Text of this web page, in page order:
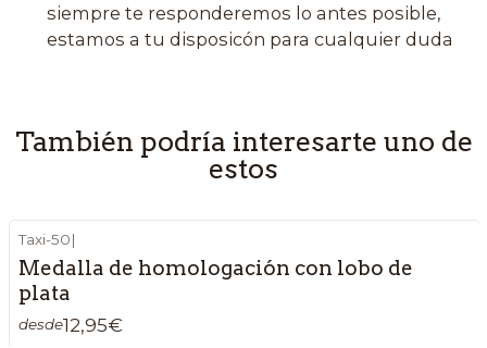
siempre te responderemos lo antes posible,
estamos a tu disposicón para cualquier duda
También podría interesarte uno de
estos
Taxi-50|
Medalla de homologación con lobo de
plata
desde12,95€